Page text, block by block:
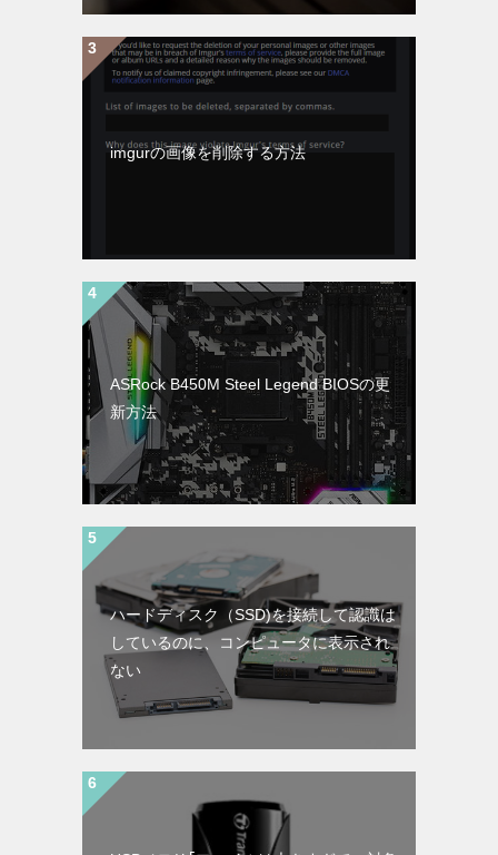
imgurの画像を削除する方法
ASRock B450M Steel Legend BIOSの更
新方法
ハードディスク（SSD)を接続して認識は
しているのに、コンピュータに表示され
ない